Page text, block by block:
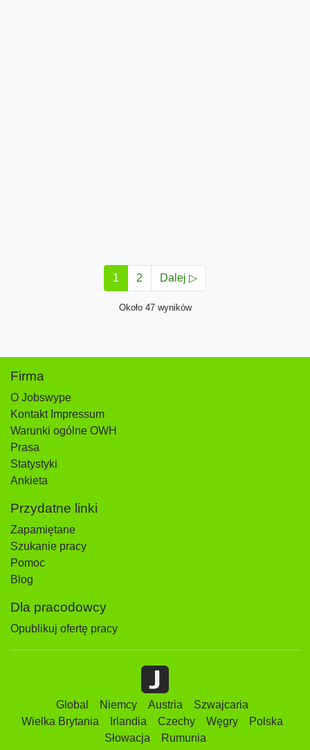
1 2 Dalej ▷
Około 47 wyników
Firma
O Jobswype
Kontakt Impressum
Warunki ogólne OWH
Prasa
Statystyki
Ankieta
Przydatne linki
Zapamiętane
Szukanie pracy
Pomoc
Blog
Dla pracodowcy
Opublikuj ofertę pracy
Global Niemcy Austria
Szwajcaria
Wielka Brytania
Irlandia Czechy Węgry
Polska
Słowacja
Rumunia